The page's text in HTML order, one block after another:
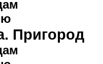
Пригород